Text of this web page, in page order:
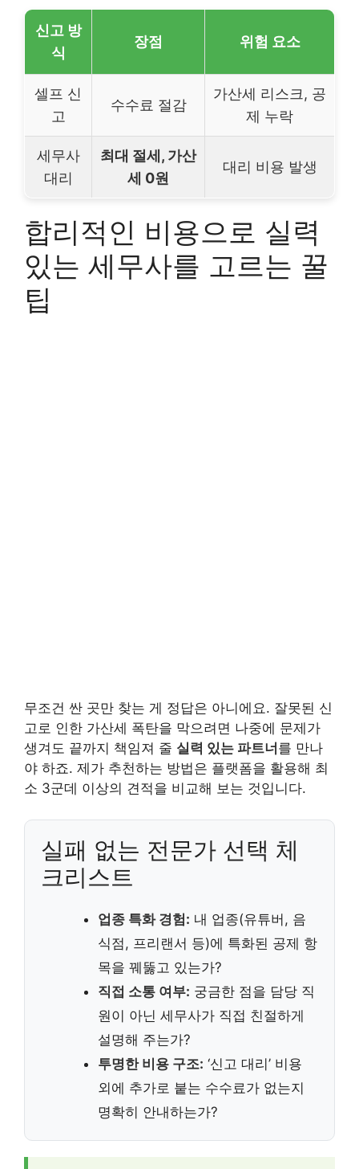
신고 방
식
장점 위험 요소
셀프 신
고
수수료 절감
가산세 리스크, 공
제 누락
세무사
대리
최대 절세, 가산
세 0원
대리 비용 발생
합리적인 비용으로 실력
있는 세무사를 고르는 꿀
팁
무조건 싼 곳만 찾는 게 정답은 아니에요. 잘못된 신
고로 인한 가산세 폭탄을 막으려면 나중에 문제가
생겨도 끝까지 책임져 줄 실력 있는 파트너 를 만나
야 하죠. 제가 추천하는 방법은 플랫폼을 활용해 최
소 3군데 이상의 견적을 비교해 보는 것입니다.
실패 없는 전문가 선택 체
크리스트
업종 특화 경험: 내 업종(유튜버, 음
식점, 프리랜서 등)에 특화된 공제 항
목을 꿰뚫고 있는가?
직접 소통 여부: 궁금한 점을 담당 직
원이 아닌 세무사가 직접 친절하게
설명해 주는가?
투명한 비용 구조: ‘신고 대리’ 비용
외에 추가로 붙는 수수료가 없는지
명확히 안내하는가?